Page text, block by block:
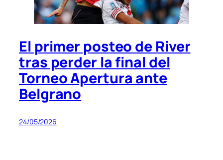
El primer posteo de River
tras perder la final del
Torneo Apertura ante
Belgrano
24/05/2026